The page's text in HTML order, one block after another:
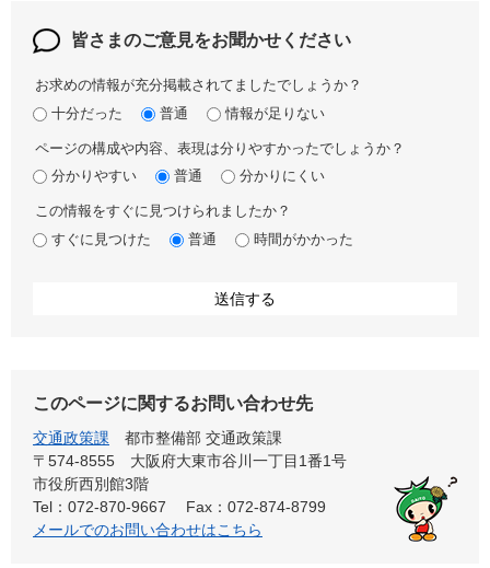
皆さまのご意見をお聞かせください
お求めの情報が充分掲載されてましたでしょうか？
十分だった
普通 情報が足りない
ページの構成や内容、表現は分りやすかったでしょうか？
分かりやすい
普通 分かりにくい
この情報をすぐに見つけられましたか？
すぐに見つけた
普通 時間がかかった
このページに関するお問い合わせ先
交通政策課
都市整備部 交通政策課
〒574-8555 大阪府大東市谷川一丁目1番1号
市役所西別館3階
Tel：072-870-9667
Fax：072-874-8799
メールでのお問い合わせはこちら